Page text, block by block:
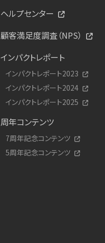
ヘルプセンター
顧客満足度調査（NPS）
インパクトレポート
インパクトレポート2023
インパクトレポート2024
インパクトレポート2025
周年コンテンツ
7周年記念コンテンツ
5周年記念コンテンツ